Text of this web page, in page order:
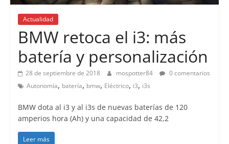
Actualidad
BMW retoca el i3: más
batería y personalización
28 de septiembre de 2018 mospotter84
0 comentarios
Autonomía, batería, bmw, Eléctrico, i3, i3s
BMW dota al i3 y al i3s de nuevas baterías de 120
amperios hora (Ah) y una capacidad de 42,2
Leer más